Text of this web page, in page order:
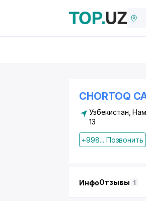
CHORTOQ
Узбекистан,
13
+998... Позвонить
ИнфоОтзывы 1